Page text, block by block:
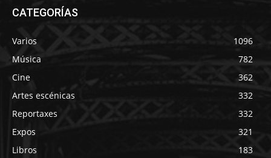
CATEGORÍAS
Varios
1096
Música
782
Cine
362
Artes escénicas
332
Reportaxes
332
Expos
321
Libros
183